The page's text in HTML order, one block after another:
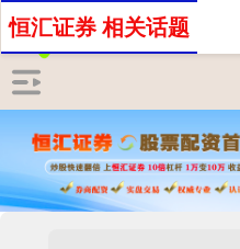
恒汇证券 相关话题